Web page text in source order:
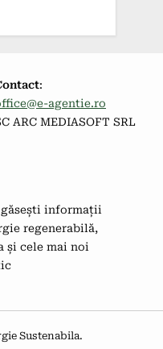
:
agentie.ro
ARC MEDIASOFT SRL
informații
regenerabilă,
și cele mai noi
Sustenabila.